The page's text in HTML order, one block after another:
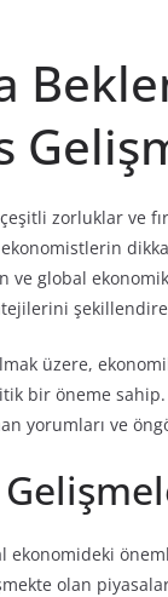
zorluklar ve
ve global
üzere,
bir öneme
yorumları ve
olan